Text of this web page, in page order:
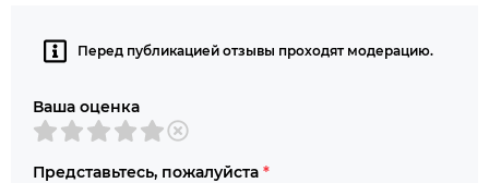
Перед публикацией отзывы проходят модерацию.
Ваша оценка
Представьтесь, пожалуйста *